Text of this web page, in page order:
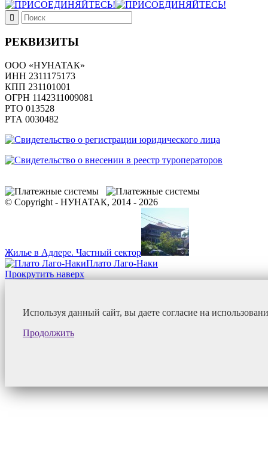
РЕКВИЗИТЫ
ООО «НУНАТАК»
ИНН 2311175173
КПП 231101001
ОГРН 1142311009081
PTO 013528
РТА 0030482
© Copyright - НУНАТАК, 2014 - 2026
Жилье в Адлере. Частный сектор
Плато Лаго-Наки
Прокрутить наверх
Используя данный сайт, вы даете согласие на
Продолжить